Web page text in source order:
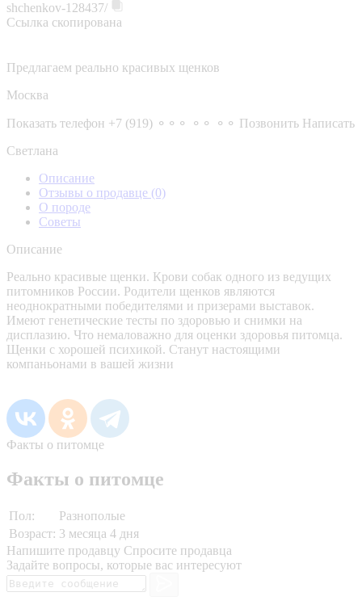
shchenkov-128437/
Ссылка скопирована
Предлагаем реально красивых щенков
Москва
Показать телефон +7 (919) ⚬⚬⚬ ⚬⚬ ⚬⚬ Позвонить Написать
Светлана
Описание
Отзывы о продавце (0)
О породе
Советы
Описание
Реально красивые щенки. Крови собак одного из ведущих
питомников России. Родители щенков являются
неоднократными победителями и призерами выставок.
Имеют генетические тесты по здоровью и снимки на
дисплазию. Что немаловажно для оценки здоровья питомца.
Щенки с хорошей психикой. Станут настоящими
компаньонами в вашей жизни
Факты о питомце
Факты о питомце
Пол:
Разнополые
Возраст: 3 месяца 4 дня
Напишите продавцу Спросите продавца
Задайте вопросы, которые вас интересуют